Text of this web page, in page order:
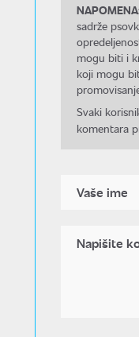
sadrže
mogu biti i
koji mogu
Svaki
komentara